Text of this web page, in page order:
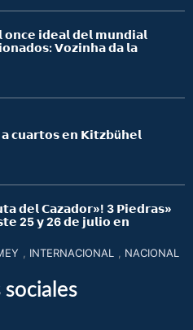
𝗼𝗻𝗰𝗲 𝗶𝗱𝗲𝗮𝗹 𝗱𝗲𝗹 𝗺𝘂𝗻𝗱𝗶𝗮𝗹
𝗩𝗼𝘇𝗶𝗻𝗵𝗮 𝗱𝗮 𝗹𝗮
𝗮 𝗰𝘂𝗮𝗿𝘁𝗼𝘀 𝗲𝗻 𝗞𝗶𝘁𝘇𝗯ü𝗵𝗲𝗹
𝗱𝗲𝗹 𝗖𝗮𝘇𝗮𝗱𝗼𝗿»! 3 𝗣𝗶𝗲𝗱𝗿𝗮𝘀»
25 𝘆 26 𝗱𝗲 𝗷𝘂𝗹𝗶𝗼 𝗲𝗻
INTERNACIONAL NACIONAL
sociales